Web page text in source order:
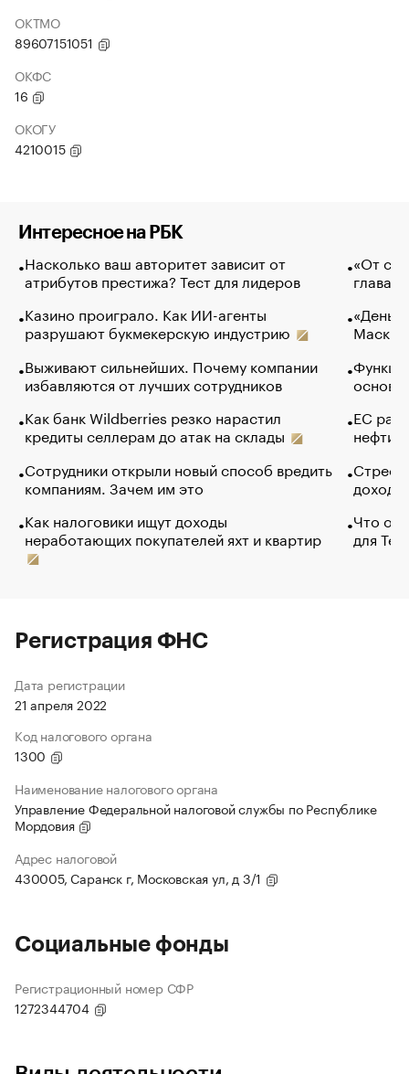
ОКТМО
89607151051
ОКФС
16
ОКОГУ
4210015
Интересное на РБК
Насколько ваш авторитет зависит от
атрибутов престижа? Тест для лидеров
Казино проиграло. Как ИИ-агенты
разрушают букмекерскую индустрию
Выживают сильнейших. Почему компании
избавляются от лучших сотрудников
Как банк Wildberries резко нарастил
кредиты селлерам до атак на склады
Сотрудники открыли новый способ вредить
компаниям. Зачем им это
Как налоговики ищут доходы
неработающих покупателей яхт и квартир
«От
глава
Маск в
основ
ЕС
нефти
Что
для
Регистрация ФНС
Дата регистрации
21 апреля 2022
Код налогового органа
1300
Наименование налогового органа
Управление Федеральной налоговой службы по Республике
Мордовия
Адрес налоговой
430005, Саранск г, Московская ул, д 3/1
Социальные фонды
Регистрационный номер СФР
1272344704